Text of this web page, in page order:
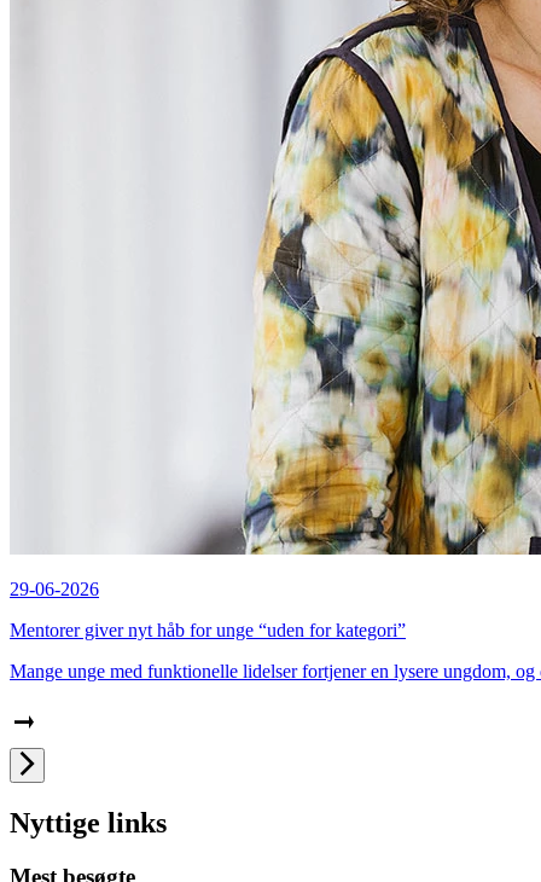
29-06-2026
Mentorer giver nyt håb for unge “uden for kategori”
Mange unge med funktionelle lidelser fortjener en lysere ungdom,
Nyttige links
Mest besøgte